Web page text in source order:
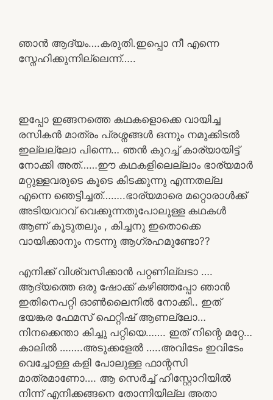
ഞാൻ ആദ്യം….കരുതി.ഇപ്പൊ നീ എന്നെ
സ്നേഹിക്കുന്നില്ലെന്ന്…..
ഇപ്പോ ഇങ്ങനത്തെ കഥകളൊക്കെ വായിച്ച
രസികൻ മാത്രം പ്രശ്നങ്ങൾ ഒന്നും നമുക്കിടൽ
ഇല്ലല്ലോ പിന്നെ… ഞൻ കുറച്ച് കാര്യായിട്ട്
നോക്കി അത്……ഈ കഥകളിലെല്ലാം ഭാര്യമാർ
മറ്റുള്ളവരുടെ കൂടെ കിടക്കുന്നു എന്നതല്ല
എന്നെ ഞെട്ടിച്ചത്……..ഭാര്യമാരെ മറ്റൊരാൾക്ക്
അടിയവറവ് വെക്കുന്നതുപോലുള്ള കഥകൾ
ആണ് കൂടുതലും , കിച്ചനു ഇതൊക്കെ
വായിക്കാനും നടന്നു ആഗ്രഹമുണ്ടോ??
എനിക്ക് വിശ്വസിക്കാൻ പറ്റണില്ലടാ ….
ആദ്യത്തെ ഒരു ഷോക്ക് കഴിഞ്ഞപ്പോ ഞാൻ
ഇതിനെപറ്റി ഓൺലൈനിൽ നോക്കി.. ഇത്
ഭയങ്കര ഫേമസ് ഫെറ്റിഷ് ആണല്ലോ…
നിനക്കെന്താ കിച്ചു പറ്റിയെ……. ഇത് നിന്റെ മറ്റേ…
കാലിൽ ……..അടുക്കളേൽ …..അവിടേം ഇവിടേം
വെച്ചോള്ള കളി പോലുള്ള ഫാന്റസി
മാത്രമാണോ…. ആ സെർച്ച് ഹിസ്റ്റോറിയിൽ
നിന്ന് എനിക്കങ്ങനെ തോന്നിയില്ല അതാ